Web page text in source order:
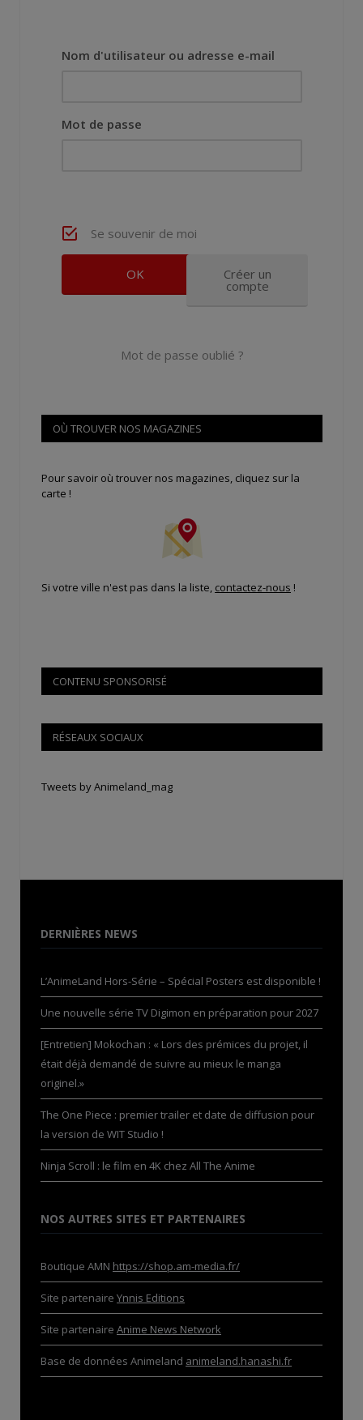
Nom d'utilisateur ou adresse e-mail
Mot de passe
Se souvenir de moi
Créer un
compte
Mot de passe oublié ?
OÙ TROUVER NOS MAGAZINES
Pour savoir où trouver nos magazines, cliquez sur la
carte !
Si votre ville n'est pas dans la liste, contactez-nous !
CONTENU SPONSORISÉ
RÉSEAUX SOCIAUX
Tweets by Animeland_mag
DERNIÈRES NEWS
L’AnimeLand Hors-Série – Spécial Posters est disponible !
Une nouvelle série TV Digimon en préparation pour 2027
[Entretien] Mokochan : « Lors des prémices du projet, il
était déjà demandé de suivre au mieux le manga
originel.»
The One Piece : premier trailer et date de diffusion pour
la version de WIT Studio !
Ninja Scroll : le film en 4K chez All The Anime
NOS AUTRES SITES ET PARTENAIRES
Boutique AMN https://shop.am-media.fr/
Site partenaire Ynnis Editions
Site partenaire Anime News Network
Base de données Animeland animeland.hanashi.fr